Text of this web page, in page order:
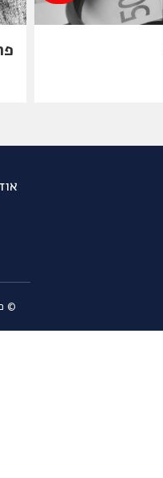
כל הזכויות שמורות למכון הישראלי לתכנון כלכלי 2022 ©